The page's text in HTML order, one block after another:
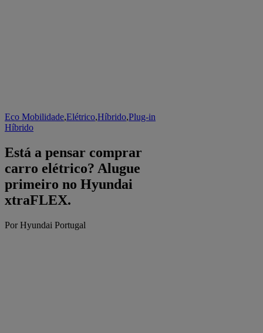
Eco Mobilidade,Elétrico,Híbrido,Plug-in
Híbrido
Está a pensar comprar
carro elétrico? Alugue
primeiro no Hyundai
xtraFLEX.
Por Hyundai Portugal